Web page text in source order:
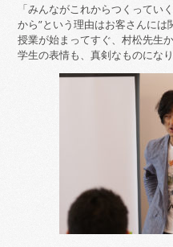
「みんながこれからつくってい
から”という理由はお客さんには
授業が始まってすぐ、村松先生
学生の表情も、真剣なものになり